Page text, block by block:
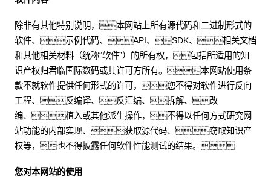
除非有其他特别说明，本网站上所有源代码和二进制形式的
软件、示例代码、API、SDK、相关文档
和其他相关材料（统称“软件”）的所有权，包括所适用的知
识产权归君临国际数码或其许可方所有。本网站使用条
款不就软件提供任何形式的许可，您不得对软件进行反向
工程、反编译、反汇编、拆解、改
编、植入或其他派生操作，不得以任何方式研究网
站功能的内部实现、获取源代码、窃取知识产
权等，也不得披露任何软件性能测试的结果。
您对本网站的使用